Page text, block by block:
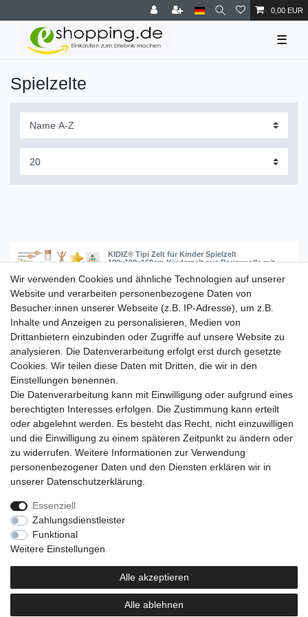
0,00 EUR
☰
Spielzelte
KIDIZ® Tipi Zelt für Kinder Spielzelt
100x100x160cm Kinderzelt aus Baumwolle mit
3 Plüschtiere, Untermatte & Tragetasche
Spielhaus für drinnen & draußen
ab 46,80 € *
Artikel anzeigen
*inkl. ges. MwSt.zzgl. Versandkosten
Einkaufen
Zahlungsarten
Versandarten & -kosten
Warenkorb
Mein Konto
Anmelden
Registrieren
Unternehmen
Kontakt
Impressum
Newsletter
Wir verwenden Cookies und ähnliche Technologien auf unserer
Website und verarbeiten personenbezogene Daten von
Besucher:innen unserer Webseite (z.B. IP-Adresse), um z.B.
Inhalte und Anzeigen zu personalisieren, Medien von
Drittanbietern einzubinden oder Zugriffe auf unsere Website zu
analysieren. Die Datenverarbeitung erfolgt erst durch gesetzte
Cookies. Wir teilen diese Daten mit Dritten, die wir in den
Einstellungen benennen.
Die Datenverarbeitung kann mit Einwilligung oder aufgrund eines
berechtigten Interesses erfolgen. Die Zustimmung kann erteilt
oder abgelehnt werden. Es besteht das Recht, nicht einzuwilligen
und die Einwilligung zu einem späteren Zeitpunkt zu ändern oder
zu widerrufen. Weitere Informationen zur Verwendung
personenbezogener Daten und den Diensten erklären wir in
unserer Daten­schutz­erklärung
Essenziell
Zahlungsdienstleister
Funktional
Weitere Einstellungen
Alle akzeptieren
Alle ablehnen